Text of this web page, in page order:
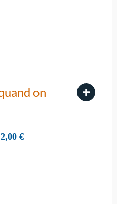
on
2,00 €